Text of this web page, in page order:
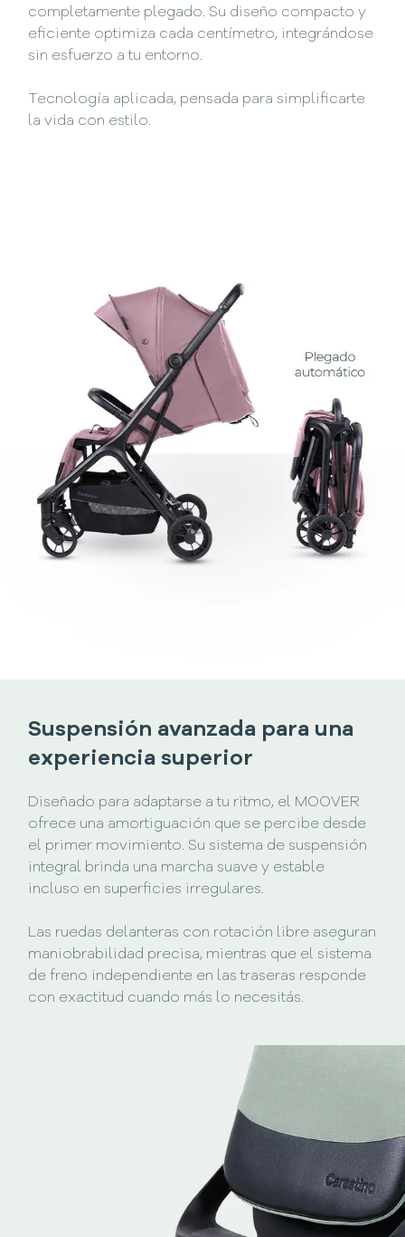
completamente plegado. Su diseño compacto y
eficiente optimiza cada centímetro, integrándose
sin esfuerzo a tu entorno.
Tecnología aplicada, pensada para simplificarte
la vida con estilo.
Suspensión avanzada para una
experiencia superior
Diseñado para adaptarse a tu ritmo, el MOOVER
ofrece una amortiguación que se percibe desde
el primer movimiento. Su sistema de suspensión
integral brinda una marcha suave y estable
incluso en superficies irregulares.
Las ruedas delanteras con rotación libre aseguran
maniobrabilidad precisa, mientras que el sistema
de freno independiente en las traseras responde
con exactitud cuando más lo necesitás.